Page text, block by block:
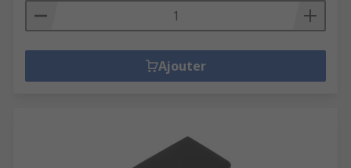
Ajouter